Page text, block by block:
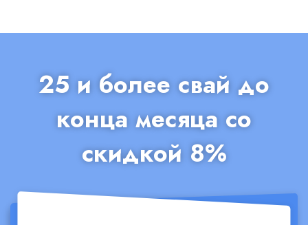
25 и более свай до
конца месяца со
скидкой 8%